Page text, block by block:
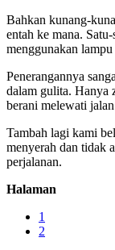
Bahkan kunang-
entah ke mana.
menggunakan
Penerangannya
dalam gulita. Hanya
berani melewati
Tambah lagi kami
menyerah dan tidak
perjalanan.
Halaman
1
2